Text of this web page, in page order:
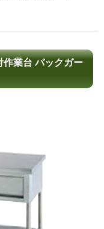
業台 バックガー